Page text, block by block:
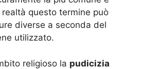
questo termine può
diverse a seconda del
utilizzato.
religioso la pudicizia